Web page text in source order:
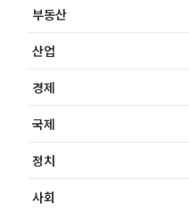
부동산
산업
경제
국제
정치
사회